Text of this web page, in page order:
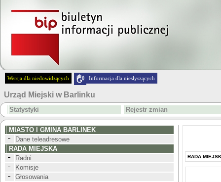
Wersja dla niedowidzących Informacja dla niesłyszących
Urząd Miejski w Barlinku
Statystyki Rejestr zmian
MIASTO I GMINA BARLINEK
Dane teleadresowe
RADA MIEJSKA
Radni
Komisje
Głosowania
RADA